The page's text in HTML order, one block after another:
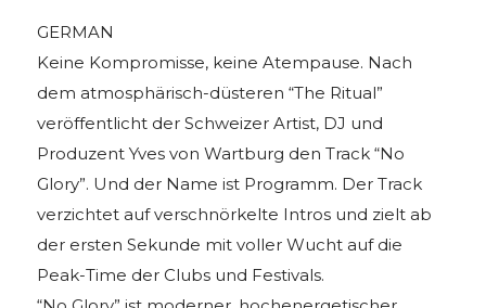
GERMAN
Keine Kompromisse, keine Atempause. Nach
dem atmosphärisch-düsteren “The Ritual”
veröffentlicht der Schweizer Artist, DJ und
Produzent Yves von Wartburg den Track “No
Glory”. Und der Name ist Programm. Der Track
verzichtet auf verschnörkelte Intros und zielt ab
der ersten Sekunde mit voller Wucht auf die
Peak-Time der Clubs und Festivals.